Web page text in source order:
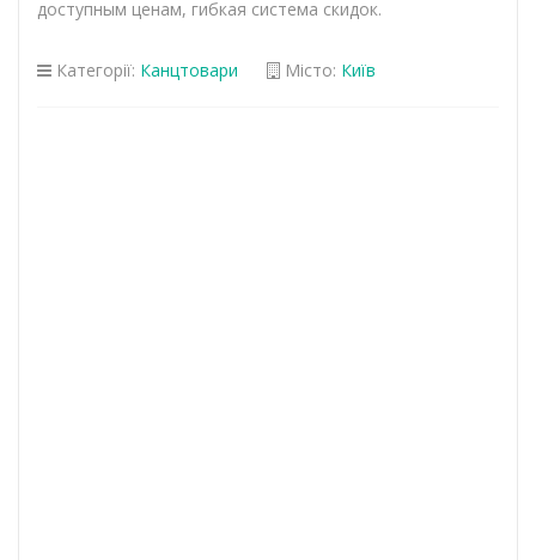
доступным ценам, гибкая система скидок.
Категорії: Канцтовари Місто: Київ